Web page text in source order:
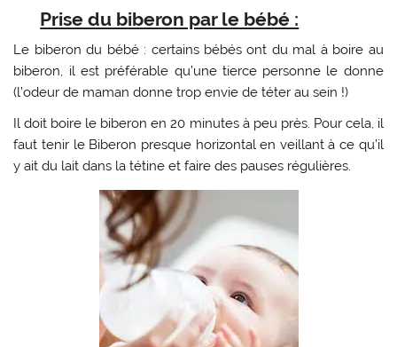
Prise du biberon par le bébé :
Le biberon du bébé : certains bébés ont du mal à boire au
biberon, il est préférable qu’une tierce personne le donne
(l’odeur de maman donne trop envie de téter au sein !)
Il doit boire le biberon en 20 minutes à peu près. Pour cela, il
faut tenir le Biberon presque horizontal en veillant à ce qu’il
y ait du lait dans la tétine et faire des pauses régulières.